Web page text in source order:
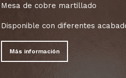
Mesa de cobre martillado
Disponible con diferentes
Más información